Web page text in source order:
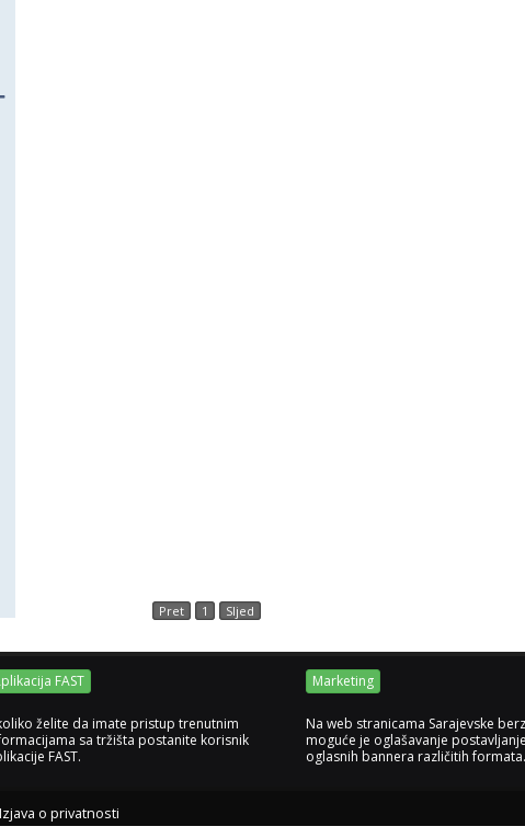
Pret 1 Sljed
FAST
želite da imate pristup trenutnim
sa tržišta postanite korisnik
FAST.
Marketing
Na web stranicama Sarajevske
moguće je oglašavanje
oglasnih bannera različitih formata.
Izjava o privatnosti